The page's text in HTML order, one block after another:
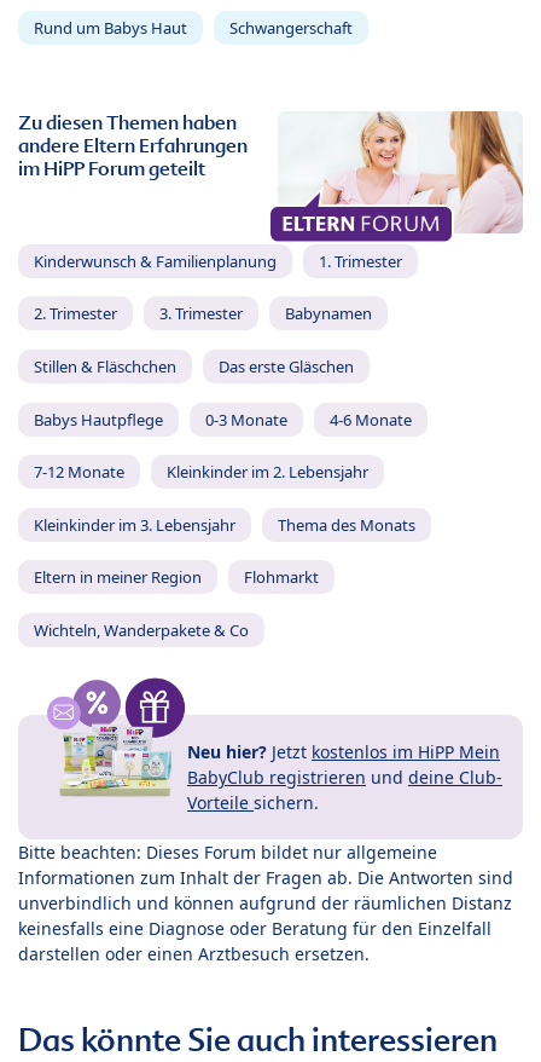
Rund um Babys Haut Schwangerschaft
Zu diesen Themen haben
andere Eltern Erfahrungen
im HiPP Forum geteilt
Kinderwunsch & Familienplanung 1. Trimester
2. Trimester 3. Trimester Babynamen
Stillen & Fläschchen Das erste Gläschen
Babys Hautpflege 0-3 Monate 4-6 Monate
7-12 Monate Kleinkinder im 2. Lebensjahr
Kleinkinder im 3. Lebensjahr Thema des Monats
Eltern in meiner Region Flohmarkt
Wichteln, Wanderpakete & Co
Neu hier? Jetzt kostenlos im HiPP Mein
BabyClub registrieren und deine Club-
Vorteile sichern.
Bitte beachten: Dieses Forum bildet nur allgemeine
Informationen zum Inhalt der Fragen ab. Die Antworten sind
unverbindlich und können aufgrund der räumlichen Distanz
keinesfalls eine Diagnose oder Beratung für den Einzelfall
darstellen oder einen Arztbesuch ersetzen.
Das könnte Sie auch interessieren